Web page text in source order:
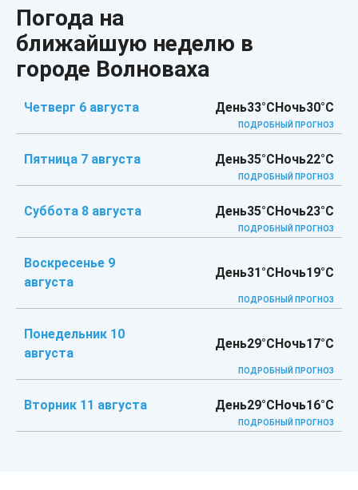
Погода на
ближайшую неделю в
городе Волноваха
Четверг 6 августа День33°CНочь30°C
ПОДРОБНЫЙ ПРОГНОЗ
Пятница 7 августа День35°CНочь22°C
ПОДРОБНЫЙ ПРОГНОЗ
Суббота 8 августа День35°CНочь23°C
ПОДРОБНЫЙ ПРОГНОЗ
Воскресенье 9
августа
День31°CНочь19°C
ПОДРОБНЫЙ ПРОГНОЗ
Понедельник 10
августа
День29°CНочь17°C
ПОДРОБНЫЙ ПРОГНОЗ
Вторник 11 августа День29°CНочь16°C
ПОДРОБНЫЙ ПРОГНОЗ